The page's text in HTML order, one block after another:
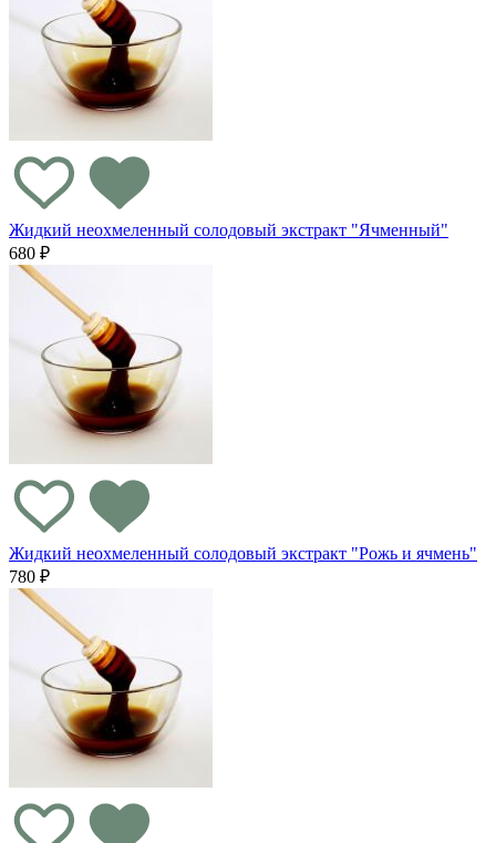
Жидкий неохмеленный солодовый экстракт "Ячменный"
680 ₽
Жидкий неохмеленный солодовый экстракт "Рожь и ячмень"
780 ₽